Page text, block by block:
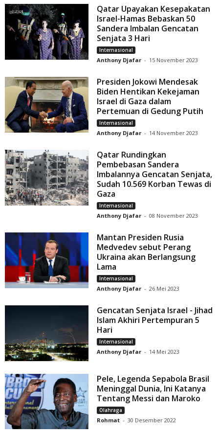
Qatar Upayakan Kesepakatan
Israel-Hamas Bebaskan 50
Sandera Imbalan Gencatan
Senjata 3 Hari
Internasional
Anthony Djafar - 15 November 2023
Presiden Jokowi Mendesak
Biden Hentikan Kekejaman
Israel di Gaza dalam
Pertemuan di Gedung Putih
Internasional
Anthony Djafar - 14 November 2023
Qatar Rundingkan
Pembebasan Sandera
Imbalannya Gencatan Senjata,
Sudah 10.569 Korban Tewas di
Gaza
Internasional
Anthony Djafar - 08 November 2023
Mantan Presiden Rusia
Medvedev sebut Perang
Ukraina akan Berlangsung
Lama
Internasional
Anthony Djafar - 26 Mei 2023
Gencatan Senjata Israel - Jihad
Islam Akhiri Pertempuran 5
Hari
Internasional
Anthony Djafar - 14 Mei 2023
Pele, Legenda Sepabola Brasil
Meninggal Dunia, Ini Katanya
Tentang Messi dan Maroko
Olahraga
Rohmat - 30 Desember 2022